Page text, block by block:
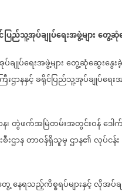
ပြည်သူ့အုပ်ချုပ်ရေးအဖွဲ့များတွေ့ဆုံ
ျုပ်ရေးအဖွဲ့များတွေ့ဆုံဆွေးနွေ
ဌာနနှင့်ခရိုင်ပြည်သူ့အုပ်ချုပ်ရေးအ
၊တွဲဖက်အမြဲတမ်းအတွင်းဝန်ဒေ
းဌာနတာဝန်ရှိသူမှဌာန၏လုပ်ငန်း
ေ့နေရသည့်ကိစ္စရပ်များနှင့်လိုအပ်ချ